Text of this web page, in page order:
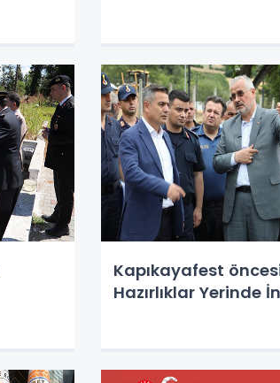
Kapıkayafest
Hazırlıklar Yerinde